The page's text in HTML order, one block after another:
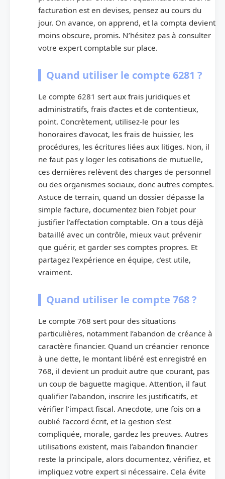
facturation est en devises, pensez au cours du
jour. On avance, on apprend, et la compta devient
moins obscure, promis. N’hésitez pas à consulter
votre expert comptable sur place.
Quand utiliser le compte 6281 ?
Le compte 6281 sert aux frais juridiques et
administratifs, frais d’actes et de contentieux,
point. Concrètement, utilisez-le pour les
honoraires d’avocat, les frais de huissier, les
procédures, les écritures liées aux litiges. Non, il
ne faut pas y loger les cotisations de mutuelle,
ces dernières relèvent des charges de personnel
ou des organismes sociaux, donc autres comptes.
Astuce de terrain, quand un dossier dépasse la
simple facture, documentez bien l’objet pour
justifier l’affectation comptable. On a tous déjà
bataillé avec un contrôle, mieux vaut prévenir
que guérir, et garder ses comptes propres. Et
partagez l’expérience en équipe, c’est utile,
vraiment.
Quand utiliser le compte 768 ?
Le compte 768 sert pour des situations
particulières, notamment l’abandon de créance à
caractère financier. Quand un créancier renonce
à une dette, le montant libéré est enregistré en
768, il devient un produit autre que courant, pas
un coup de baguette magique. Attention, il faut
qualifier l’abandon, inscrire les justificatifs, et
vérifier l’impact fiscal. Anecdote, une fois on a
oublié l’accord écrit, et la gestion s’est
compliquée, morale, gardez les preuves. Autres
utilisations existent, mais l’abandon financier
reste la principale, alors documentez, vérifiez, et
impliquez votre expert si nécessaire. Cela évite